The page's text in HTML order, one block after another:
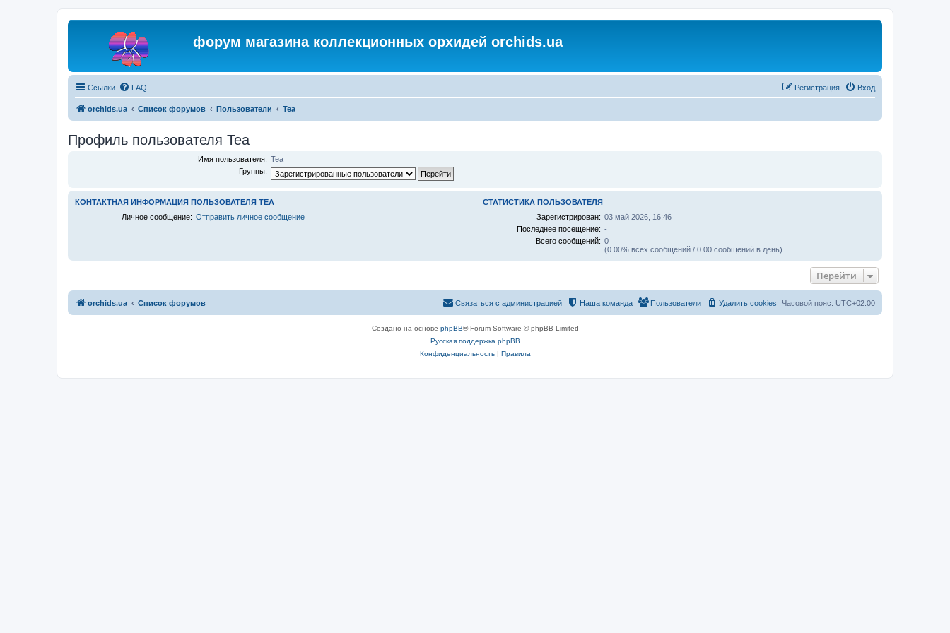
форум магазина коллекционных орхидей orchids.ua
Ссылки FAQ Вход
Регистрация
orchids.ua Список форумов Пользователи Tea
Профиль пользователя Tea
Имя пользователя: Tea
Группы:
КОНТАКТНАЯ ИНФОРМАЦИЯ ПОЛЬЗОВАТЕЛЯ TEA
Личное сообщение: Отправить личное сообщение
СТАТИСТИКА ПОЛЬЗОВАТЕЛЯ
Зарегистрирован: 03 май 2026, 16:46
Последнее посещение: -
Всего сообщений: 0
(0.00% всех сообщений / 0.00 сообщений в день)
Перейти
orchids.ua Список форумов Часовой пояс: UTC+02:00
Удалить cookies
Пользователи
Наша команда
Связаться с администрацией
Создано на основе phpBB® Forum Software © phpBB Limited
Русская поддержка phpBB
Конфиденциальность| Правила